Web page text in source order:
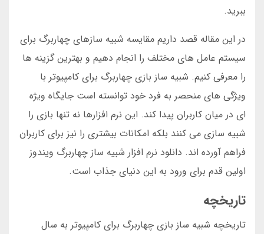
ببرید.
در این مقاله قصد داریم مقایسه شبیه سازهای چهاربرگ برای
سیستم عامل های مختلف را انجام دهیم و بهترین گزینه ها
را معرفی کنیم. شبیه ساز بازی چهاربرگ برای کامپیوتر با
ویژگی های منحصر به فرد خود توانسته است جایگاه ویژه
ای در میان کاربران پیدا کند. این نرم افزارها نه تنها بازی را
شبیه سازی می کنند بلکه امکانات بیشتری را نیز برای کاربران
فراهم آورده اند. دانلود نرم افزار شبیه ساز چهاربرگ ویندوز
اولین قدم برای ورود به این دنیای جذاب است.
تاریخچه
تاریخچه شبیه ساز بازی چهاربرگ برای کامپیوتر به سال